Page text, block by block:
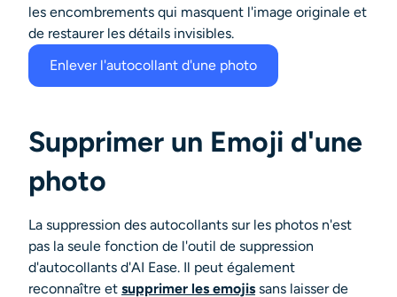
les encombrements qui masquent l'image originale et
de restaurer les détails invisibles.
Enlever l'autocollant d'une photo
Supprimer un Emoji d'une
photo
La suppression des autocollants sur les photos n'est
pas la seule fonction de l'outil de suppression
d'autocollants d'AI Ease. Il peut également
reconnaître et supprimer les emojis sans laisser de